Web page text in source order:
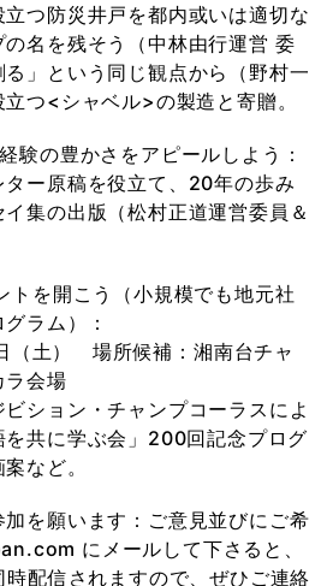
つ防災井戸を都内或いは適切な
名を残そう（中林由行運営 委
」という同じ観点から（野村一
つ<シャベル>の製造と寄贈。
験の豊かさをアピールしよう：
ー原稿を役立て、20年の歩み
集の出版（松村正道運営委員＆
トを開こう（小規模でも地元社
ラム）：
（土） 場所候補：湘南台チャ
ラ会場
ション・チャンプコーラスによ
を共に学ぶ会」200回記念プログ
など。
を願います：ご意見並びにご希
にメールして下さると、
配信されますので、ぜひご連絡